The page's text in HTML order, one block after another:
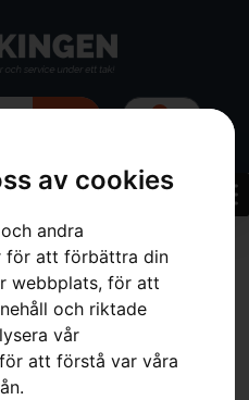
av cookies
andra
för att förbättra din
webbplats, för att
och riktade
vår
att förstå var våra
0